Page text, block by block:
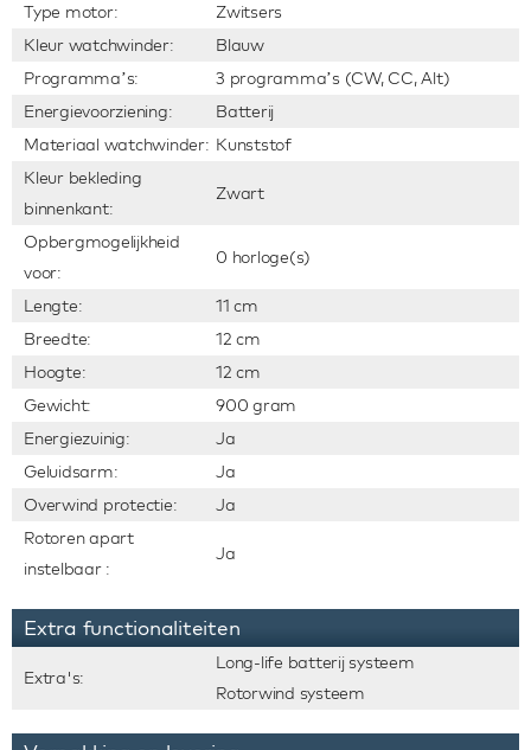
Type motor:
Zwitsers
Kleur watchwinder:
Blauw
Programma’s:
3 programma’s (CW, CC, Alt)
Energievoorziening:
Batterij
Materiaal watchwinder: Kunststof
Kleur bekleding
binnenkant:
Zwart
Opbergmogelijkheid
voor:
0 horloge(s)
Lengte:
11 cm
Breedte:
12 cm
Hoogte:
12 cm
Gewicht:
900 gram
Energiezuinig:
Ja
Geluidsarm:
Ja
Overwind protectie:
Ja
Rotoren apart
instelbaar :
Ja
Extra functionaliteiten
Extra's:
Long-life batterij systeem
Rotorwind systeem